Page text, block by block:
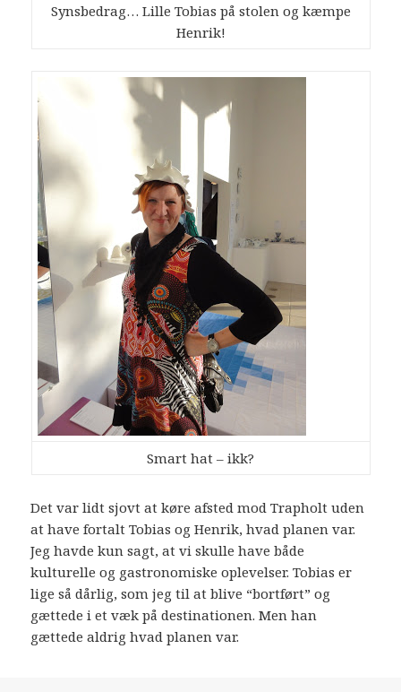
Synsbedrag… Lille Tobias på stolen og kæmpe
Henrik!
Smart hat – ikk?
Det var lidt sjovt at køre afsted mod Trapholt uden
at have fortalt Tobias og Henrik, hvad planen var.
Jeg havde kun sagt, at vi skulle have både
kulturelle og gastronomiske oplevelser. Tobias er
lige så dårlig, som jeg til at blive “bortført” og
gættede i et væk på destinationen. Men han
gættede aldrig hvad planen var.